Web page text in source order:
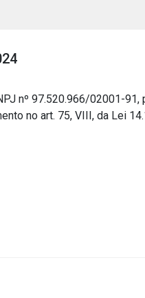
nº 97.520.966/02001-
no art. 75, VIII, da Lei